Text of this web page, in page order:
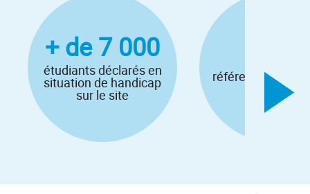
+ de 7 000
étudiants déclarés en
situation de handicap
sur le site
référents
le site